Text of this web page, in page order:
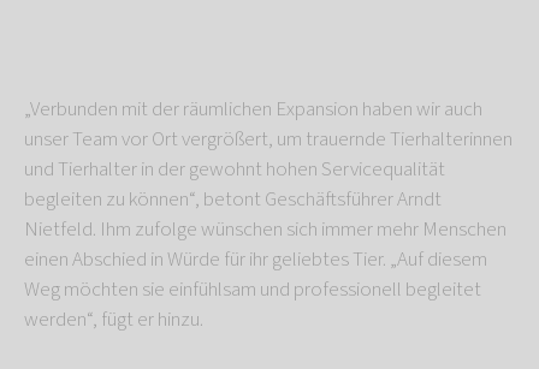
„Verbunden mit der räumlichen Expansion haben wir auch
unser Team vor Ort vergrößert, um trauernde Tierhalterinnen
und Tierhalter in der gewohnt hohen Servicequalität
begleiten zu können“, betont Geschäftsführer Arndt
Nietfeld. Ihm zufolge wünschen sich immer mehr Menschen
einen Abschied in Würde für ihr geliebtes Tier. „Auf diesem
Weg möchten sie einfühlsam und professionell begleitet
werden“, fügt er hinzu.